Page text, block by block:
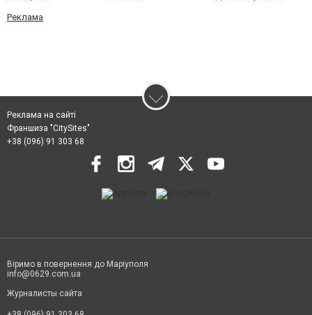
Реклама
Реклама на сайті
Франшиза "CitySites"
+38 (096) 91 303 68
Віримо в повернення до Маріуполя
info@0629.com.ua
Журналисты сайта